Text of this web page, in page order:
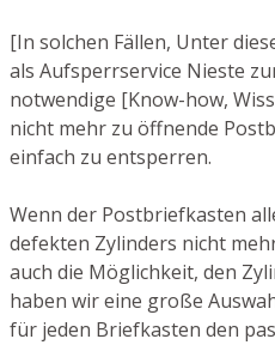
[In solchen Fällen, Unter
als Aufsperrservice Nieste
notwendige [Know-how,
nicht mehr zu öffnende
einfach zu entsperren.
Wenn der Postbriefkasten
defekten Zylinders nicht
auch die Möglichkeit, den
haben wir eine große
für jeden Briefkasten den